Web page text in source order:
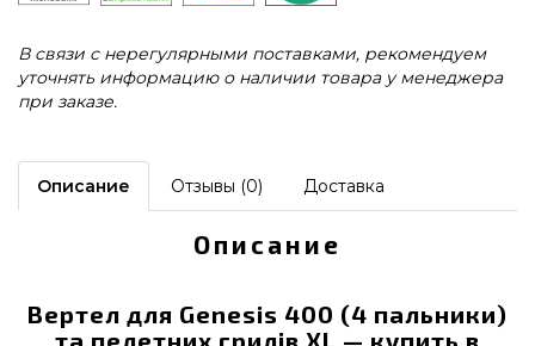
В связи с нерегулярными поставками, рекомендуем
уточнять информацию о наличии товара у менеджера
при заказе.
Описание Отзывы (0) Доставка
Описание
Вертел для Genesis 400 (4 пальники)
та пелетних грилів XL — купить в